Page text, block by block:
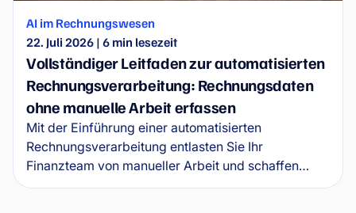
AI im Rechnungswesen
22. Juli 2026 | 6 min lesezeit
Vollständiger Leitfaden zur automatisierten
Rechnungsverarbeitung: Rechnungsdaten
ohne manuelle Arbeit erfassen
Mit der Einführung einer automatisierten
Rechnungsverarbeitung entlasten Sie Ihr
Finanzteam von manueller Arbeit und schaffen
Freiraum für die Zukunft und finanzielle Stabilität